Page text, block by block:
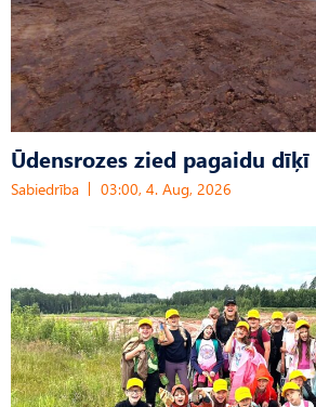
Ūdensrozes zied pagaidu dīķī
Sabiedrība 03:00, 4. Aug, 2026